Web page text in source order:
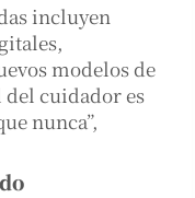
incluyen
modelos de
cuidador es
nunca”,